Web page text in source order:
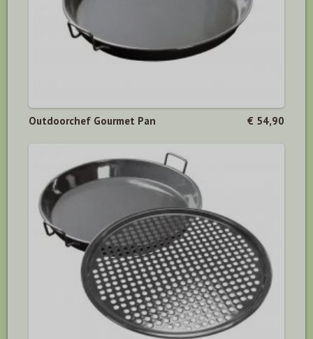
Outdoorchef Gourmet Pan € 54,90